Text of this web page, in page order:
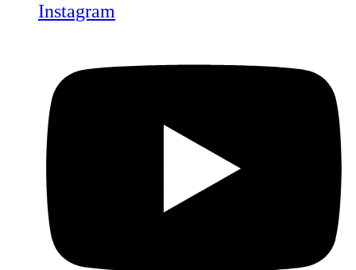
Instagram